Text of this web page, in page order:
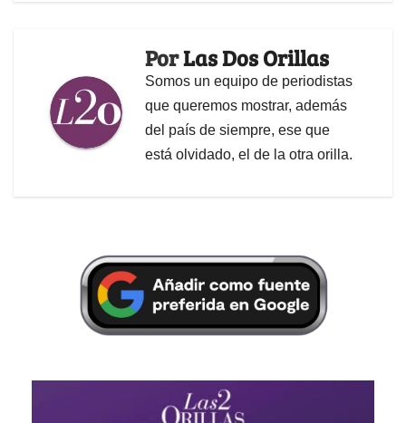
PorLas Dos Orillas
Somos un equipo de periodistas
que queremos mostrar, además
del país de siempre, ese que
está olvidado, el de la otra orilla.